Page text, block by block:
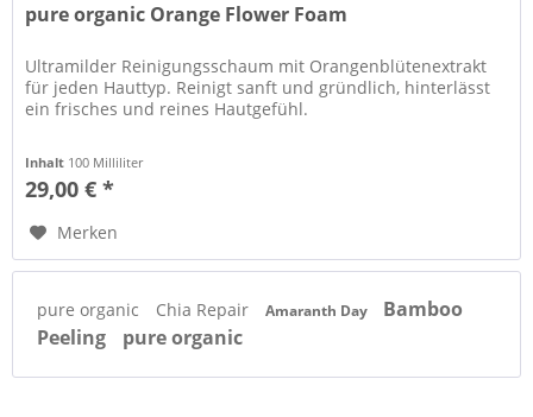
pure organic Orange Flower Foam
Ultramilder Reinigungsschaum mit Orangenblütenextrakt
für jeden Hauttyp. Reinigt sanft und gründlich, hinterlässt
ein frisches und reines Hautgefühl.
Inhalt 100 Milliliter
29,00 € *
Merken
pure organic Chia Repair Amaranth Day
Bamboo
Peeling
pure organic